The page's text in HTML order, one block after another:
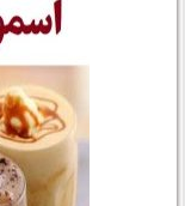
در نم نمک بخوانید.